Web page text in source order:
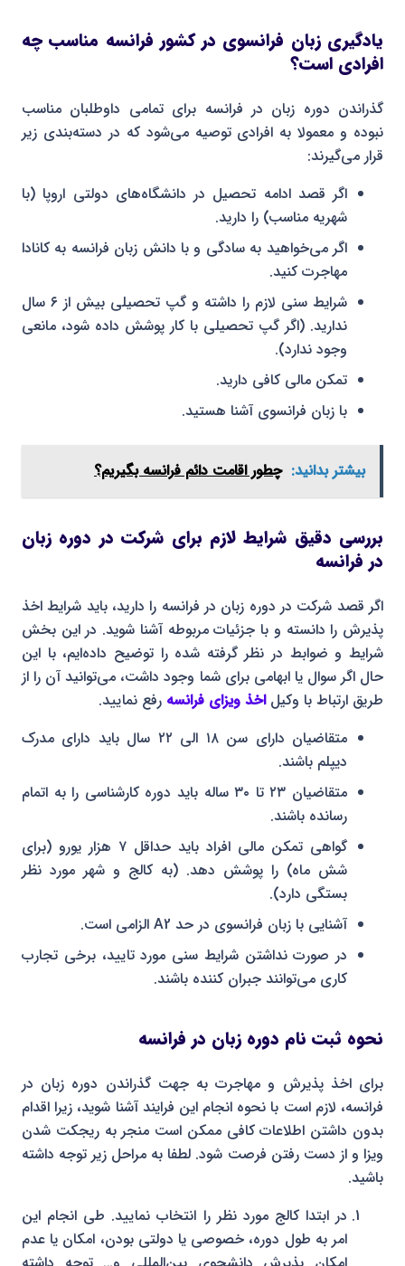
یادگیری زبان فرانسوی در کشور فرانسه مناسب چه
افرادی است؟
گذراندن دوره زبان در فرانسه برای تمامی داوطلبان مناسب
نبوده و معمولا به افرادی توصیه می‌شود که در دسته‌بندی زیر
قرار می‌گیرند:
اگر قصد ادامه تحصیل در دانشگاه‌های دولتی اروپا (با
شهریه مناسب) را دارید.
اگر می‌خواهید به سادگی و با دانش زبان فرانسه به کانادا
مهاجرت کنید.
شرایط سنی لازم را داشته و گپ تحصیلی بیش از ۶ سال
ندارید. (اگر گپ تحصیلی با کار پوشش داده شود، مانعی
وجود ندارد).
تمکن مالی کافی دارید.
با زبان فرانسوی آشنا هستید.
بیشتر بدانید: چطور اقامت دائم فرانسه بگیریم؟
بررسی دقیق شرایط لازم برای شرکت در دوره زبان
در فرانسه
اگر قصد شرکت در دوره زبان در فرانسه را دارید، باید شرایط اخذ
پذیرش را دانسته و با جزئیات مربوطه آشنا شوید. در این بخش
شرایط و ضوابط در نظر گرفته شده را توضیح داده‌ایم، با این
حال اگر سوال یا ابهامی برای شما وجود داشت، می‌توانید آن را از
طریق ارتباط با وکیلاخذ ویزای فرانسه رفع نمایید.
متقاضیان دارای سن ۱۸ الی ۲۲ سال باید دارای مدرک
دیپلم باشند.
متقاضیان ۲۳ تا ۳۰ ساله باید دوره کارشناسی را به اتمام
رسانده باشند.
گواهی تمکن مالی افراد باید حداقل ۷ هزار یورو (برای
شش ماه) را پوشش دهد. (به کالج و شهر مورد نظر
بستگی دارد).
آشنایی با زبان فرانسوی در حد A2 الزامی است.
در صورت نداشتن شرایط سنی مورد تایید، برخی تجارب
کاری می‌توانند جبران کننده باشند.
نحوه ثبت نام دوره زبان در فرانسه
برای اخذ پذیرش و مهاجرت به جهت گذراندن دوره زبان در
فرانسه، لازم است با نحوه انجام این فرایند آشنا شوید، زیرا اقدام
بدون داشتن اطلاعات کافی ممکن است منجر به ریجکت شدن
ویزا و از دست رفتن فرصت شود. لطفا به مراحل زیر توجه داشته
باشید.
در ابتدا کالج مورد نظر را انتخاب نمایید. طی انجام این
امر به طول دوره، خصوصی یا دولتی بودن، امکان یا عدم